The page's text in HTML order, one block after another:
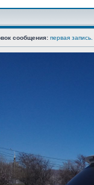
сообщения: первая